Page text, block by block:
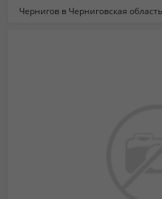
Чернигов в Черниговская область